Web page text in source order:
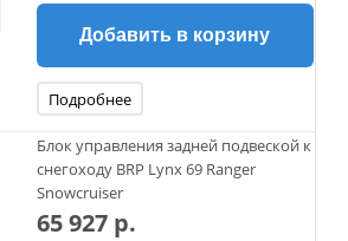
Добавить в корзину
Подробнее
Блок управления задней подвеской к
снегоходу BRP Lynx 69 Ranger
Snowcruiser
65 927 р.